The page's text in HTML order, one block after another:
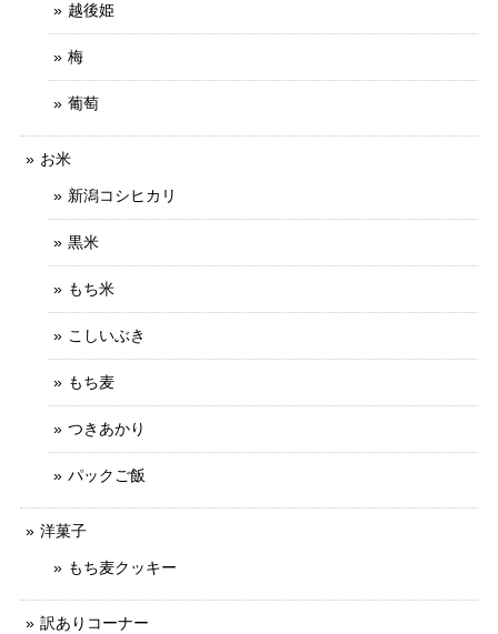
越後姫
梅
葡萄
お米
新潟コシヒカリ
黒米
もち米
こしいぶき
もち麦
つきあかり
パックご飯
洋菓子
もち麦クッキー
訳ありコーナー